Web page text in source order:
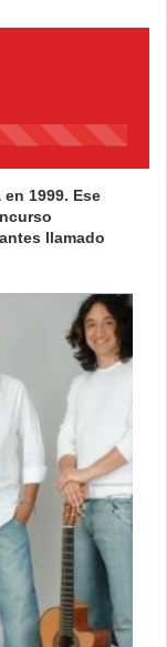
1999. Ese
llamado